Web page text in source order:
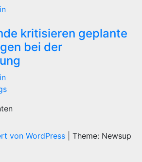
kritisieren geplante
bei der
von WordPress
Theme: Newsup